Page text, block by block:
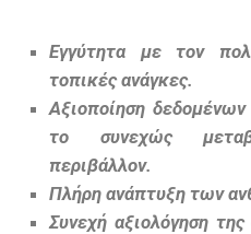
Εγγύτητα με τον
τοπικές ανάγκες.
Αξιοποίηση
το συνεχώς
περιβάλλον.
Πλήρη ανάπτυξη των
Συνεχή αξιολόγηση